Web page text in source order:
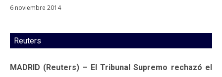
6 noviembre 2014
Reuters
MADRID (Reuters) – El Tribunal Supremo rechazó el